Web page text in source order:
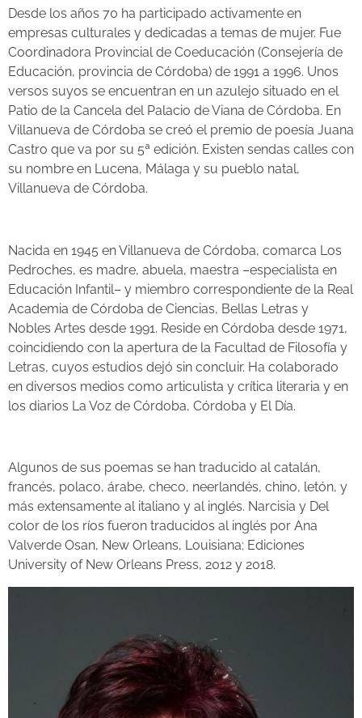
Desde los años 70 ha participado activamente en
empresas culturales y dedicadas a temas de mujer. Fue
Coordinadora Provincial de Coeducación (Consejería de
Educación, provincia de Córdoba) de 1991 a 1996. Unos
versos suyos se encuentran en un azulejo situado en el
Patio de la Cancela del Palacio de Viana de Córdoba. En
Villanueva de Córdoba se creó el premio de poesía Juana
Castro que va por su 5ª edición. Existen sendas calles con
su nombre en Lucena, Málaga y su pueblo natal,
Villanueva de Córdoba.
Nacida en 1945 en Villanueva de Córdoba, comarca Los
Pedroches, es madre, abuela, maestra –especialista en
Educación Infantil– y miembro correspondiente de la Real
Academia de Córdoba de Ciencias, Bellas Letras y
Nobles Artes desde 1991. Reside en Córdoba desde 1971,
coincidiendo con la apertura de la Facultad de Filosofía y
Letras, cuyos estudios dejó sin concluir. Ha colaborado
en diversos medios como articulista y crítica literaria y en
los diarios La Voz de Córdoba, Córdoba y El Día.
Algunos de sus poemas se han traducido al catalán,
francés, polaco, árabe, checo, neerlandés, chino, letón, y
más extensamente al italiano y al inglés. Narcisia y Del
color de los ríos fueron traducidos al inglés por Ana
Valverde Osan, New Orleans, Louisiana; Ediciones
University of New Orleans Press, 2012 y 2018.